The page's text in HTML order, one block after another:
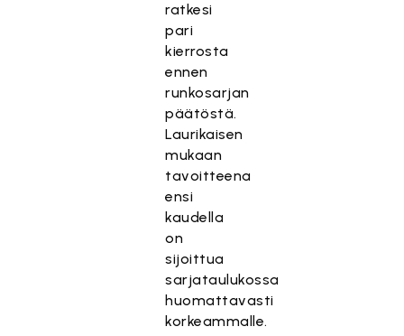
ratkesi
pari
kierrosta
ennen
runkosarjan
päätöstä.
Laurikaisen
mukaan
tavoitteena
ensi
kaudella
on
sijoittua
sarjataulukossa
huomattavasti
korkeammalle.